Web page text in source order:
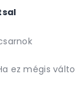
ez mégis